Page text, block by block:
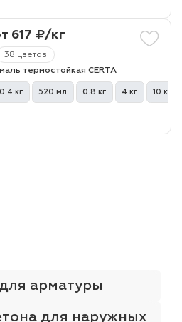
38 цветов
617 ₽/кг
термостойкая CERTA
0.4 кг 520 мл 0.8 кг 4 кг 10 кг
арматуры
для наружных